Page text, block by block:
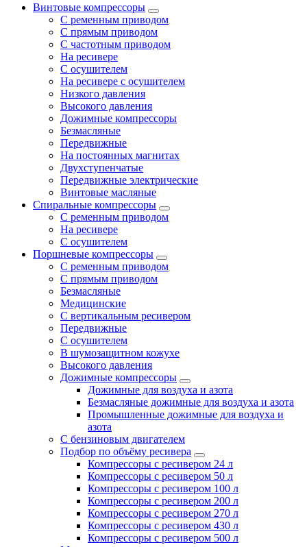
Винтовые компрессоры
С ременным приводом
С прямым приводом
С частотным приводом
На ресивере
С осушителем
На ресивере с осушителем
Низкого давления
Высокого давления
Дожимные компрессоры
Безмасляные
Передвижные
На постоянных магнитах
Двухступенчатые
Передвижные электрические
Винтовые масляные
Спиральные компрессоры
С ременным приводом
На ресивере
С осушителем
Поршневые компрессоры
С ременным приводом
С прямым приводом
Безмасляные
Медицинские
С вертикальным ресивером
Передвижные
С осушителем
В шумозащитном кожухе
Высокого давления
Дожимные компрессоры
Дожимные для воздуха и азота
Безмасляные дожимные для воздуха и азота
Промышленные дожимные для воздуха и
азота
С бензиновым двигателем
Подбор по объёму ресивера
Компрессоры с ресивером 24 л
Компрессоры с ресивером 50 л
Компрессоры с ресивером 100 л
Компрессоры с ресивером 200 л
Компрессоры с ресивером 270 л
Компрессоры с ресивером 430 л
Компрессоры с ресивером 500 л